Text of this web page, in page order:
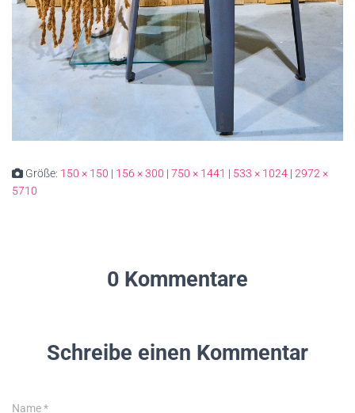
Größe: 150 × 150 | 156 × 300 | 750 × 1441 | 533 × 1024 | 2972 ×
5710
0 Kommentare
Schreibe einen Kommentar
Name*